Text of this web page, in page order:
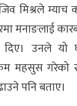
मिश्रले म्याच
मनाङलाई
दिए। उनले यो
महसुस गरेको
पनि बताए।